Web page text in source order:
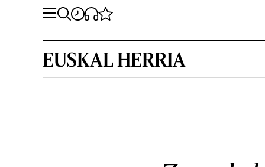
EUSKAL HERRIA